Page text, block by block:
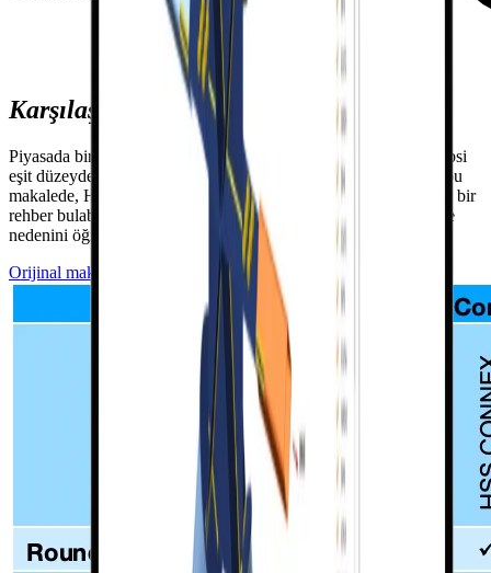
Karşılaştırmanınkaynağı
Piyasada birçok birleşim tasarımı uygulaması mevcut olsa da hepsi
eşit düzeyde değildir. Steel Tube Institute tarafından hazırlanan bu
makalede, HSS birleşimleri için yazılım araçlarına ilişkin tarafsız bir
rehber bulabilirsiniz. IDEA StatiCa'nın nereye yerleştirildiğini ve
nedenini öğrenin.
Orijinal makaleyi okuyun